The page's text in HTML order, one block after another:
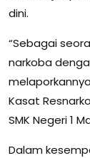
dini.
“Sebagai
narkoba
Kasat
SMK Negeri 1
Dalam